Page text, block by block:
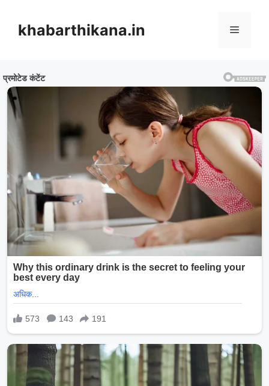
contentkhabarthikana.in Menu